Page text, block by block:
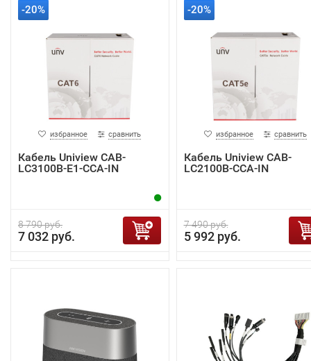
-20%
избранное сравнить
Кабель Uniview CAB-
LC3100B-E1-CCA-IN
8 790 руб.
7 032 руб.
-20%
избранное сравнить
Кабель Uniview CAB-
LC2100B-CCA-IN
7 490 руб.
5 992 руб.